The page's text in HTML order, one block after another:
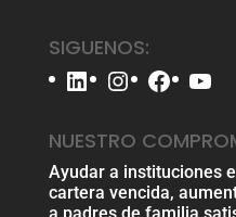
SIGUENOS:
LinkedIn
Instagram
NUESTRO
Ayudar a instituciones
cartera vencida,